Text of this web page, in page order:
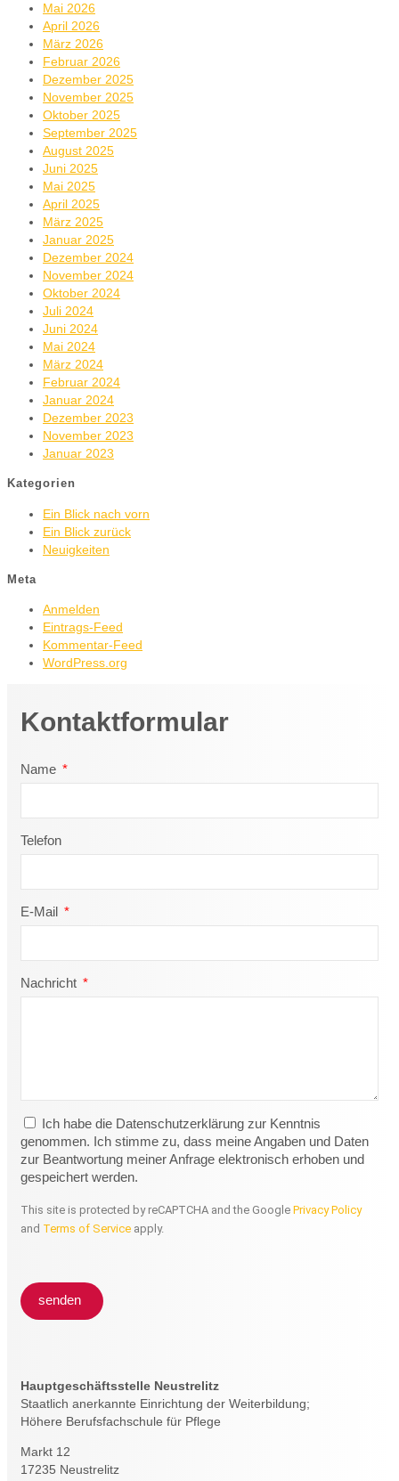
Mai 2026
April 2026
März 2026
Februar 2026
Dezember 2025
November 2025
Oktober 2025
September 2025
August 2025
Juni 2025
Mai 2025
April 2025
März 2025
Januar 2025
Dezember 2024
November 2024
Oktober 2024
Juli 2024
Juni 2024
Mai 2024
März 2024
Februar 2024
Januar 2024
Dezember 2023
November 2023
Januar 2023
Kategorien
Ein Blick nach vorn
Ein Blick zurück
Neuigkeiten
Meta
Anmelden
Eintrags-Feed
Kommentar-Feed
WordPress.org
Kontaktformular
Name
Telefon
E-Mail
Nachricht
Ich habe die Datenschutzerklärung zur Kenntnis
genommen. Ich stimme zu, dass meine Angaben und Daten
zur Beantwortung meiner Anfrage elektronisch erhoben und
gespeichert werden.
This site is protected by reCAPTCHA and the Google Privacy Policy
and Terms of Service apply.
senden
Hauptgeschäftsstelle Neustrelitz
Staatlich anerkannte Einrichtung der Weiterbildung;
Höhere Berufsfachschule für Pflege
Markt 12
17235 Neustrelitz